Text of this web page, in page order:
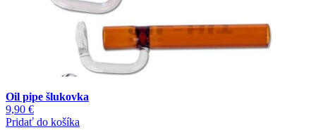
Oil pipe šlukovka
9,90 €
Pridať do košíka